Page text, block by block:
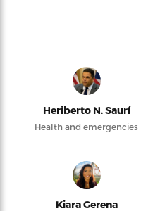
Heriberto N. Saurí
Health and emergencies
Kiara Gerena